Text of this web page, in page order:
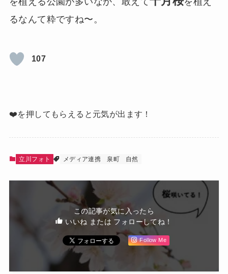
るなんて粋ですね〜。
107
❤️を押してもらえると元気が出ます！
立川フォト メディア連携 泉町 自然
この記事が気に入ったら
いいね または フォローしてね！
Follow Me